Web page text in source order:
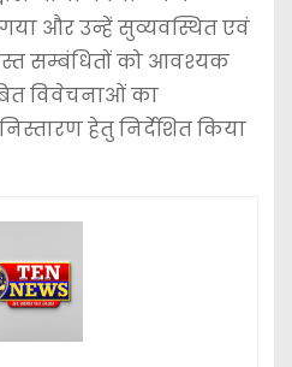
और उन्हें सुव्यवस्थित एवं
सम्बंधितों को आवश्यक
विवेचनाओं का
हेतु निर्देशित किया